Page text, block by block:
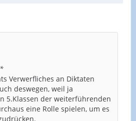
Verwerfliches an Diktaten
deswegen, weil ja
5.Klassen der weiterführenden
eine Rolle spielen, um es